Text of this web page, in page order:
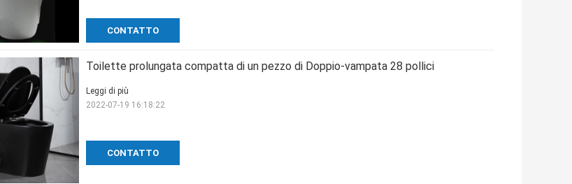
CONTATTO
Toilette prolungata compatta di un pezzo di Doppio-vampata 28 pollici
CONTATTO
Leggi di più
2022-07-19 16:18:22